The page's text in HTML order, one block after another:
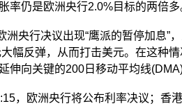
率仍是欧洲央行2.0%目标的两倍多
洲央行决议出现“鹰派的暂停加息”
幅反弹，从而打击美元。在这种
伸向关键的200日移动平均线
，欧洲央行将公布利率决议；香